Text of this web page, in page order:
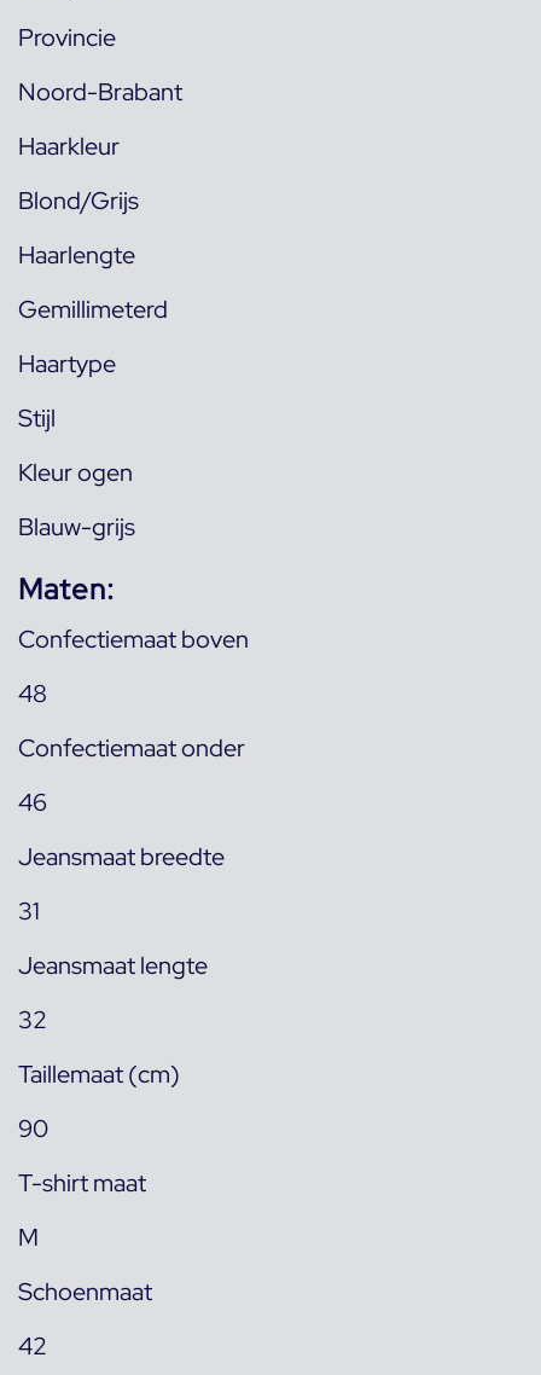
Provincie
Noord-Brabant
Haarkleur
Blond/Grijs
Haarlengte
Gemillimeterd
Haartype
Stijl
Kleur ogen
Blauw-grijs
Maten:
Confectiemaat boven
48
Confectiemaat onder
46
Jeansmaat breedte
31
Jeansmaat lengte
32
Taillemaat (cm)
90
T-shirt maat
M
Schoenmaat
42